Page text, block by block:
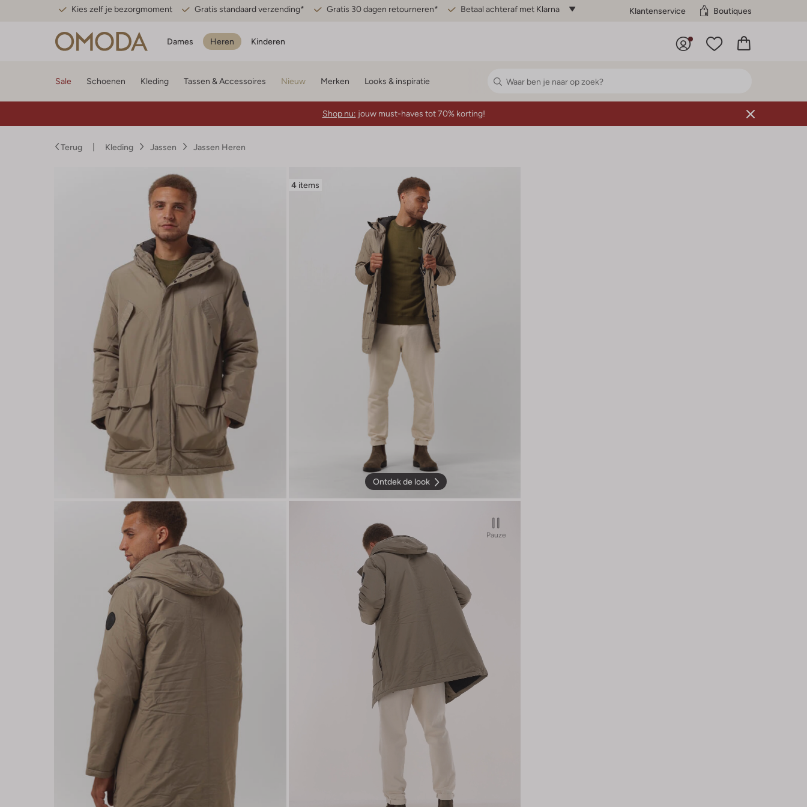
Kies zelf je bezorgmoment Gratis standaard verzending* Gratis 30 dagen retourneren* Betaal achteraf met Klarna Klantenservice Boutiques
Dames Heren Kinderen
Sale Schoenen Kleding Tassen & Accessoires Nieuw Merken Looks & inspiratie
Shop nu: jouw must-haves tot 70% korting!
Terug Kleding Jassen Jassen Heren
4 items
Ontdek de look
Pauze